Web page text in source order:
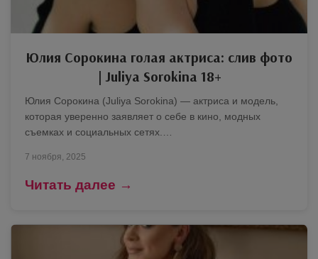
Юлия Сорокина голая актриса: слив фото
| Juliya Sorokina 18+
Юлия Сорокина (Juliya Sorokina) — актриса и модель,
которая уверенно заявляет о себе в кино, модных
съемках и социальных сетях.…
7 ноября, 2025
Читать далее →